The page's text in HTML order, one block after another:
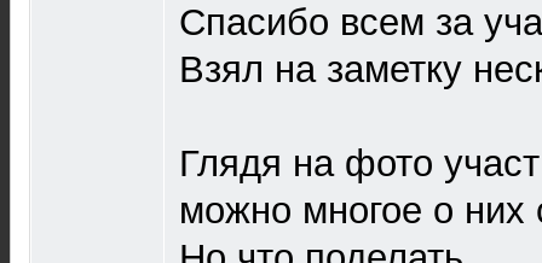
Спасибо всем за
Взял на заметку
Глядя на фото
можно многое о них